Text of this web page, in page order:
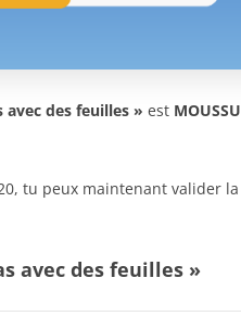
des feuilles » est MOUSSU
tu peux maintenant valider la
avec des feuilles »